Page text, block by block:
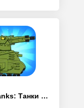
Merge Tanks: Танки vs Танчики